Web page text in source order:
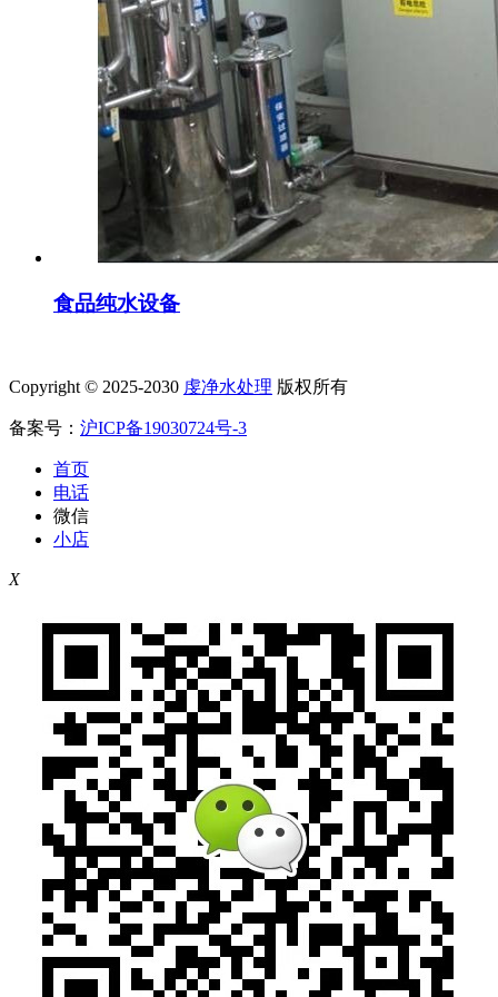
食品纯水设备
Copyright © 2025-2030 虔净水处理 版权所有
备案号： 沪ICP备19030724号-3
首页
电话
微信
小店
X